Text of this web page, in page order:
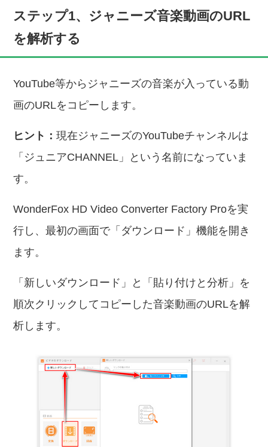
ステップ1、ジャニーズ音楽動画のURL
を解析する
YouTube等からジャニーズの音楽が入っている動
画のURLをコピーします。
ヒント：現在ジャニーズのYouTubeチャンネルは
「ジュニアCHANNEL」という名前になっていま
す。
WonderFox HD Video Converter Factory Proを実
行し、最初の画面で「ダウンロード」機能を開き
ます。
「新しいダウンロード」と「貼り付けと分析」を
順次クリックしてコピーした音楽動画のURLを解
析します。